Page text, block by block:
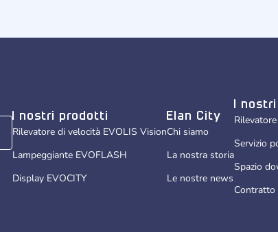
I nostri prodotti
Rilevatore di velocità EVOLIS Vision
Lampeggiante EVOFLASH
Display EVOCITY
Elan City
Chi siamo
La nostra storia
Le nostre news
I
Servizio
Spazio
Contratto